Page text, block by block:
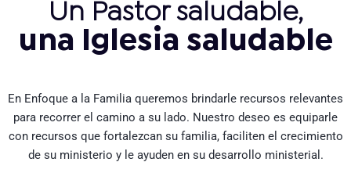
Un Pastor saludable,
una Iglesia saludable
En Enfoque a la Familia queremos brindarle recursos relevantes
para recorrer el camino a su lado. Nuestro deseo es equiparle
con recursos que fortalezcan su familia, faciliten el crecimiento
de su ministerio y le ayuden en su desarrollo ministerial.